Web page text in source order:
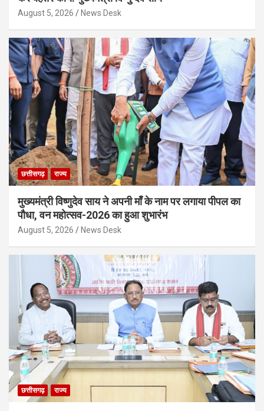
August 5, 2026 News Desk
छत्तीसगढ़ राज्य
मुख्यमंत्री विष्णुदेव साय ने अपनी माँ के नाम पर लगाया पीपल का
पौधा, वन महोत्सव-2026 का हुआ शुभारंभ
August 5, 2026 News Desk
छत्तीसगढ़ राज्य